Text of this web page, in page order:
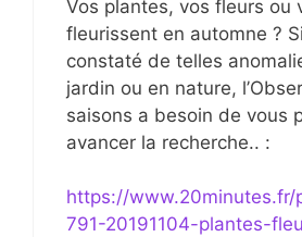
Vos plantes, vos fleurs ou
fleurissent en automne ?
constaté de telles
jardin ou en nature,
saisons a besoin de vous
avancer la recherche.. :
https://www.20minutes.fr/
791-20191104-plantes-